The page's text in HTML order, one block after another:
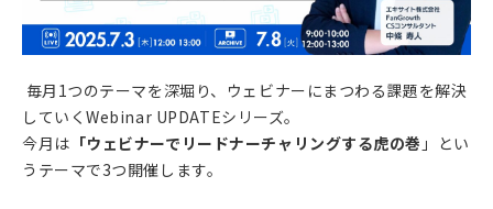
毎月1つのテーマを深堀り、ウェビナーにまつわる課題を解決
していくWebinar UPDATEシリーズ。
今月は 「ウェビナーでリードナーチャリングする虎の巻 」とい
うテーマで3つ開催します。